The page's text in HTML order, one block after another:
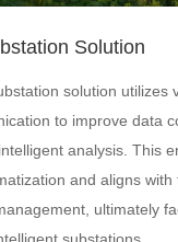
Solution
solution utilizes
to improve data
analysis. This
and aligns with
ultimately
substations.